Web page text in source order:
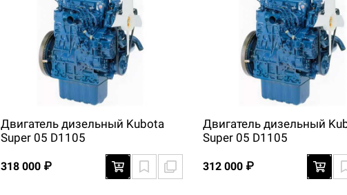
Двигатель дизельный Kubota
Super 05 D1105
318 000 ₽
Двигатель дизельный
Super 05 D1105
312 000 ₽